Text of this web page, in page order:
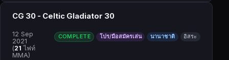
12 Sep
2021
(21 ไฟท์
MMA)
CG 30 - Celtic Gladiator 30
COMPLETE โปร/มือสมัครเล่น นานาชาติ อิสระ